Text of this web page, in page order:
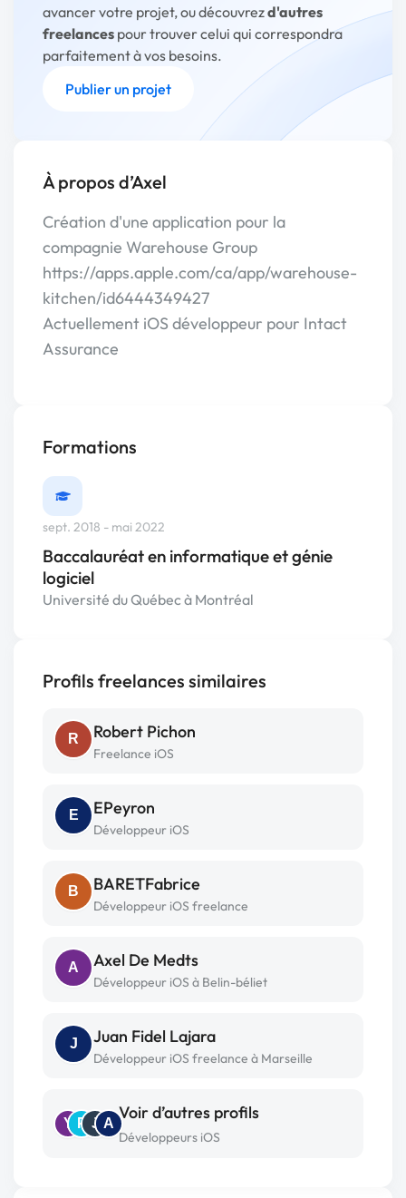
avancer votre projet, ou découvrezd'autres
freelances pour trouver celui qui correspondra
parfaitement à vos besoins.
Publier un projet
À propos d’Axel
Création d'une application pour la
compagnie Warehouse Group
https://apps.apple.com/ca/app/warehouse-
kitchen/id6444349427
Actuellement iOS développeur pour Intact
Assurance
Formations
sept. 2018 - mai 2022
Baccalauréat en informatique et génie
logiciel
Université du Québec à Montréal
Profils freelances similaires
R Robert Pichon
Freelance iOS
E EPeyron
Développeur iOS
B BARETFabrice
Développeur iOS freelance
A Axel De Medts
Développeur iOS à Belin-béliet
J Juan Fidel Lajara
Développeur iOS freelance à Marseille
Y P J A
Voir d’autres profils
Développeurs iOS